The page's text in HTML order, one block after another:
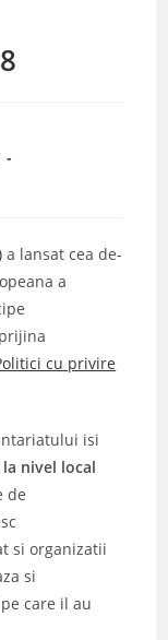
a lansat cea de-
a
cu privire
isi
nivel local
de
si organizatii
si
care il au